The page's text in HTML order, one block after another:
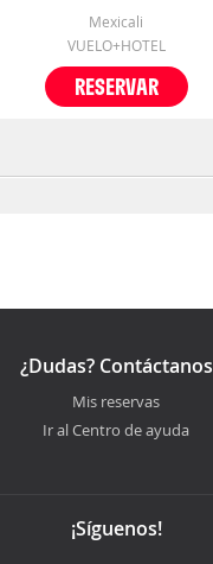
Mexicali
VUELO+HOTEL
RESERVAR
¿Dudas? Contáctanos
Mis reservas
Ir al Centro de ayuda
¡Síguenos!